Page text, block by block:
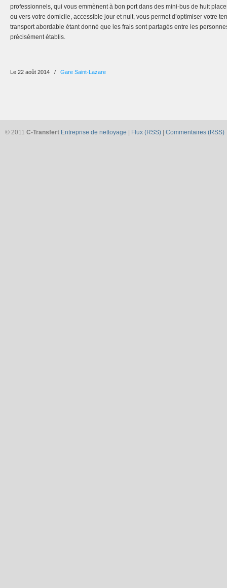
professionnels, qui vous emmènent à bon port dans des mini-bus de huit
ou vers votre domicile, accessible jour et nuit, vous permet d’optimiser votre
transport abordable étant donné que les frais sont partagés entre les
précisément établis.
Le 22 août 2014 / Gare Saint-Lazare
© 2011 C-Transfert Entreprise de nettoyage Flux (RSS) Commentaires (RSS)